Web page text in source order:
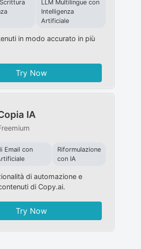
LLM Multilingue con
Intelligenza
Artificiale
in modo accurato in più
Try Now
IA
Email con
Riformulazione
con IA
di automazione e
di Copy.ai.
Try Now